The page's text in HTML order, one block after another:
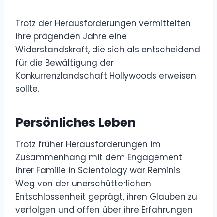
Trotz der Herausforderungen vermittelten
ihre prägenden Jahre eine
Widerstandskraft, die sich als entscheidend
für die Bewältigung der
Konkurrenzlandschaft Hollywoods erweisen
sollte.
Persönliches Leben
Trotz früher Herausforderungen im
Zusammenhang mit dem Engagement
ihrer Familie in Scientology war Reminis
Weg von der unerschütterlichen
Entschlossenheit geprägt, ihren Glauben zu
verfolgen und offen über ihre Erfahrungen